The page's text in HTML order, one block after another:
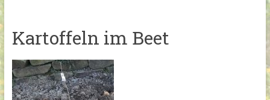
Kartoffeln im Beet